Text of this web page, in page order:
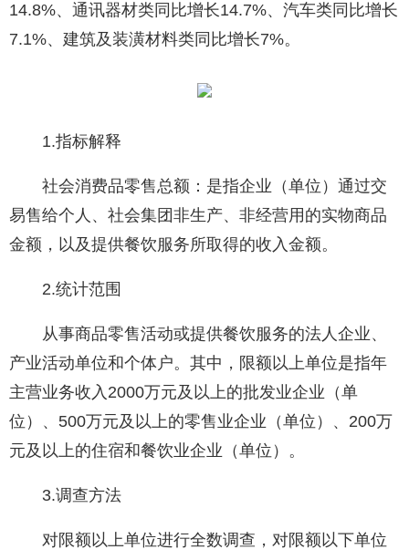
14.8%、通讯器材类同比增长14.7%、汽车类同比增长
7.1%、建筑及装潢材料类同比增长7%。
1.指标解释
社会消费品零售总额：是指企业（单位）通过交
易售给个人、社会集团非生产、非经营用的实物商品
金额，以及提供餐饮服务所取得的收入金额。
2.统计范围
从事商品零售活动或提供餐饮服务的法人企业、
产业活动单位和个体户。其中，限额以上单位是指年
主营业务收入2000万元及以上的批发业企业（单
位）、500万元及以上的零售业企业（单位）、200万
元及以上的住宿和餐饮业企业（单位）。
3.调查方法
对限额以上单位进行全数调查，对限额以下单位